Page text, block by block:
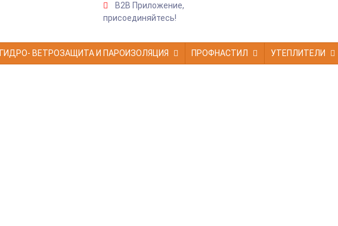
B2B Приложение,
присоединяйтесь!
ГИДРО- ВЕТРОЗАЩИТА И ПАРОИЗОЛЯЦИЯ ПРОФНАСТИЛ УТЕПЛИТЕЛИ